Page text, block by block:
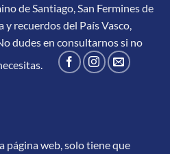
de Santiago, San Fermines de
recuerdos del País Vasco,
dudes en consultarnos si no
página web, solo tiene que